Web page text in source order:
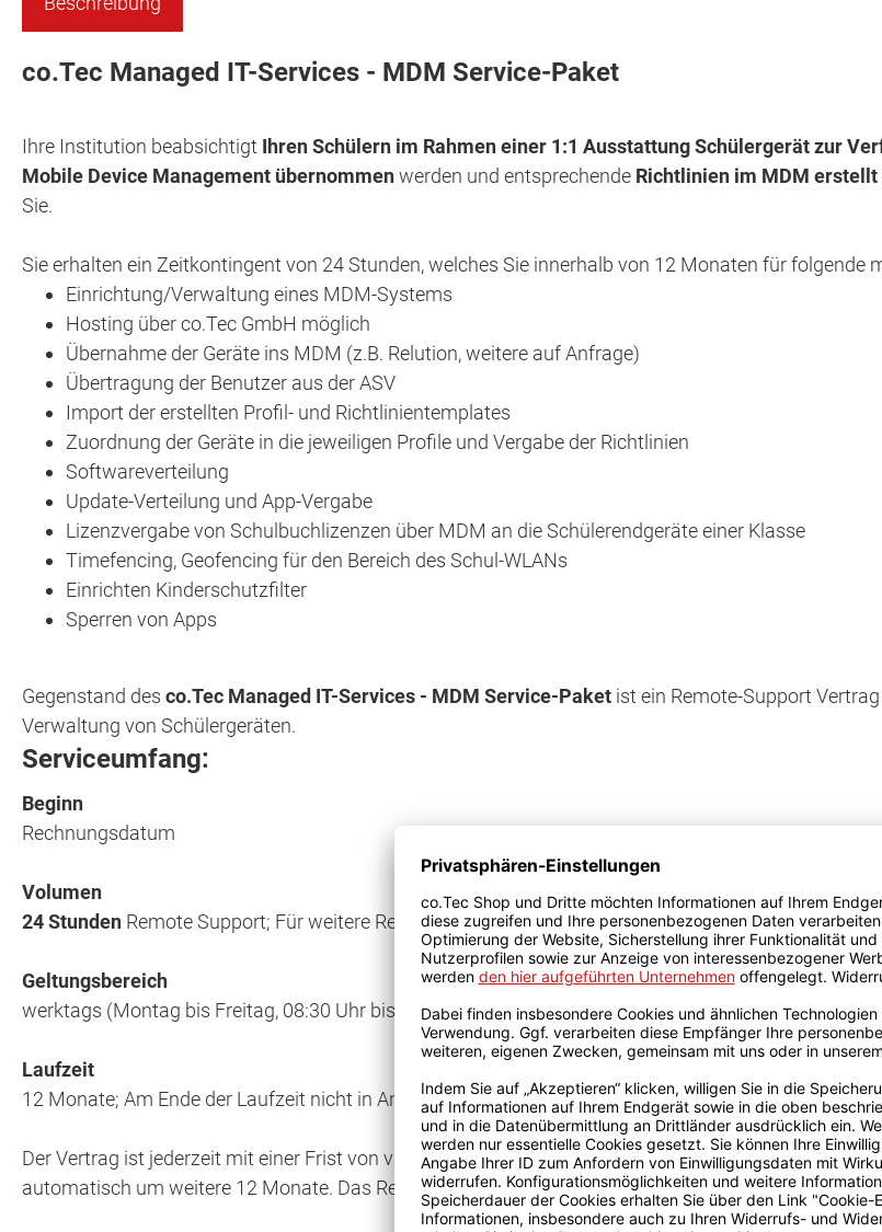
co.Tec Managed IT-Services - MDM Service-Paket
Ihre Institution beabsichtigt Ihren Schülern im Rahmen einer 1:1 Ausstattung Schülergerät zur
Mobile Device Management übernommenwerden und entsprechende Richtlinien im MDM erstellt
Sie.
Sie erhalten ein Zeitkontingent von 24 Stunden, welches Sie innerhalb von 12 Monaten für folgende
Einrichtung/Verwaltung eines MDM-Systems
Hosting über co.Tec GmbH möglich
Übernahme der Geräte ins MDM (z.B. Relution, weitere auf Anfrage)
Übertragung der Benutzer aus der ASV
Import der erstellten Profil- und Richtlinientemplates
Zuordnung der Geräte in die jeweiligen Profile und Vergabe der Richtlinien
Softwareverteilung
Update-Verteilung und App-Vergabe
Lizenzvergabe von Schulbuchlizenzen über MDM an die Schülerendgeräte einer Klasse
Timefencing, Geofencing für den Bereich des Schul-WLANs
Einrichten Kinderschutzfilter
Sperren von Apps
Gegenstand des co.Tec Managed IT-Services - MDM Service-Paket ist ein Remote-Support
Verwaltung von Schülergeräten.
Serviceumfang:
Beginn
Rechnungsdatum
Volumen
24 Stunden Remote Support; Für weitere Remote-Support-Leistungen werden 120,00 Euro (netto) /
Geltungsbereich
werktags (Montag bis Freitag, 08:30 Uhr bis 17:00 Uhr) innerhalb einer maximalen Responsezeit
Laufzeit
12 Monate; Am Ende der Laufzeit nicht in Anspruch genommene Stunden können nicht übertragen
Der Vertrag ist jederzeit mit einer Frist von vier Wochen vor dem Ablaufdatum (Rechnungsdatum +
automatisch um weitere 12 Monate. Das Recht zur außerordentlichen Kündigung aus wichtigem